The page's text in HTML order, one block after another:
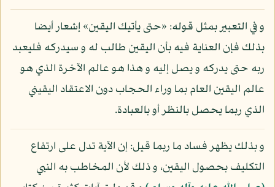
و في التعبير بمثل قوله: «حتى يأتيك اليقين» إشعار أيضا
بذلك فإن العناية فيه بأن اليقين طالب له و سيدركه فليعبد
ربه حتى يدركه و يصل إليه و هذا هو عالم الآخرة الذي هو
عالم اليقين العام بما وراء الحجاب دون الاعتقاد اليقيني
الذي ربما يحصل بالنظر أو بالعبادة.
و بذلك يظهر فساد ما ربما قيل: إن الآية تدل على ارتفاع
التكليف بحصول اليقين، و ذلك لأن المخاطب به النبي